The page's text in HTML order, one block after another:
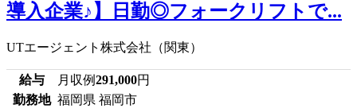
導入企業♪】日勤◎フォークリフトで...
UTエージェント株式会社（関東）
給与 月収例291,000円
勤務地 福岡県 福岡市